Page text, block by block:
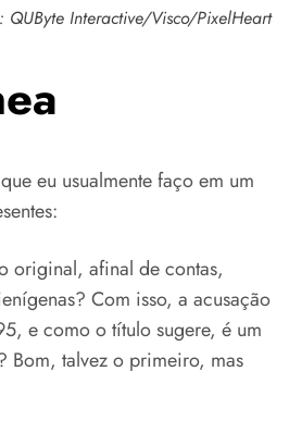
QUByte Interactive/Visco/PixelHeart
eu usualmente faço em um
original, afinal de contas,
Com isso, a acusação
e como o título sugere, é um
Bom, talvez o primeiro, mas